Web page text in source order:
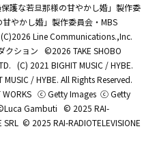
護な若旦那様の甘やかし婚」製作委
やかし婚」製作委員会・MBS
(C)2026 Line Communications.,Inc.
クション ©2026 TAKE SHOBO
(C) 2021 BIGHIT MUSIC / HYBE.
MUSIC / HYBE. All Rights Reserved.
WORKS ⓒ Getty Images ⓒ Getty
Gambuti © 2025 RAI-
© 2025 RAI-RADIOTELEVISIONE